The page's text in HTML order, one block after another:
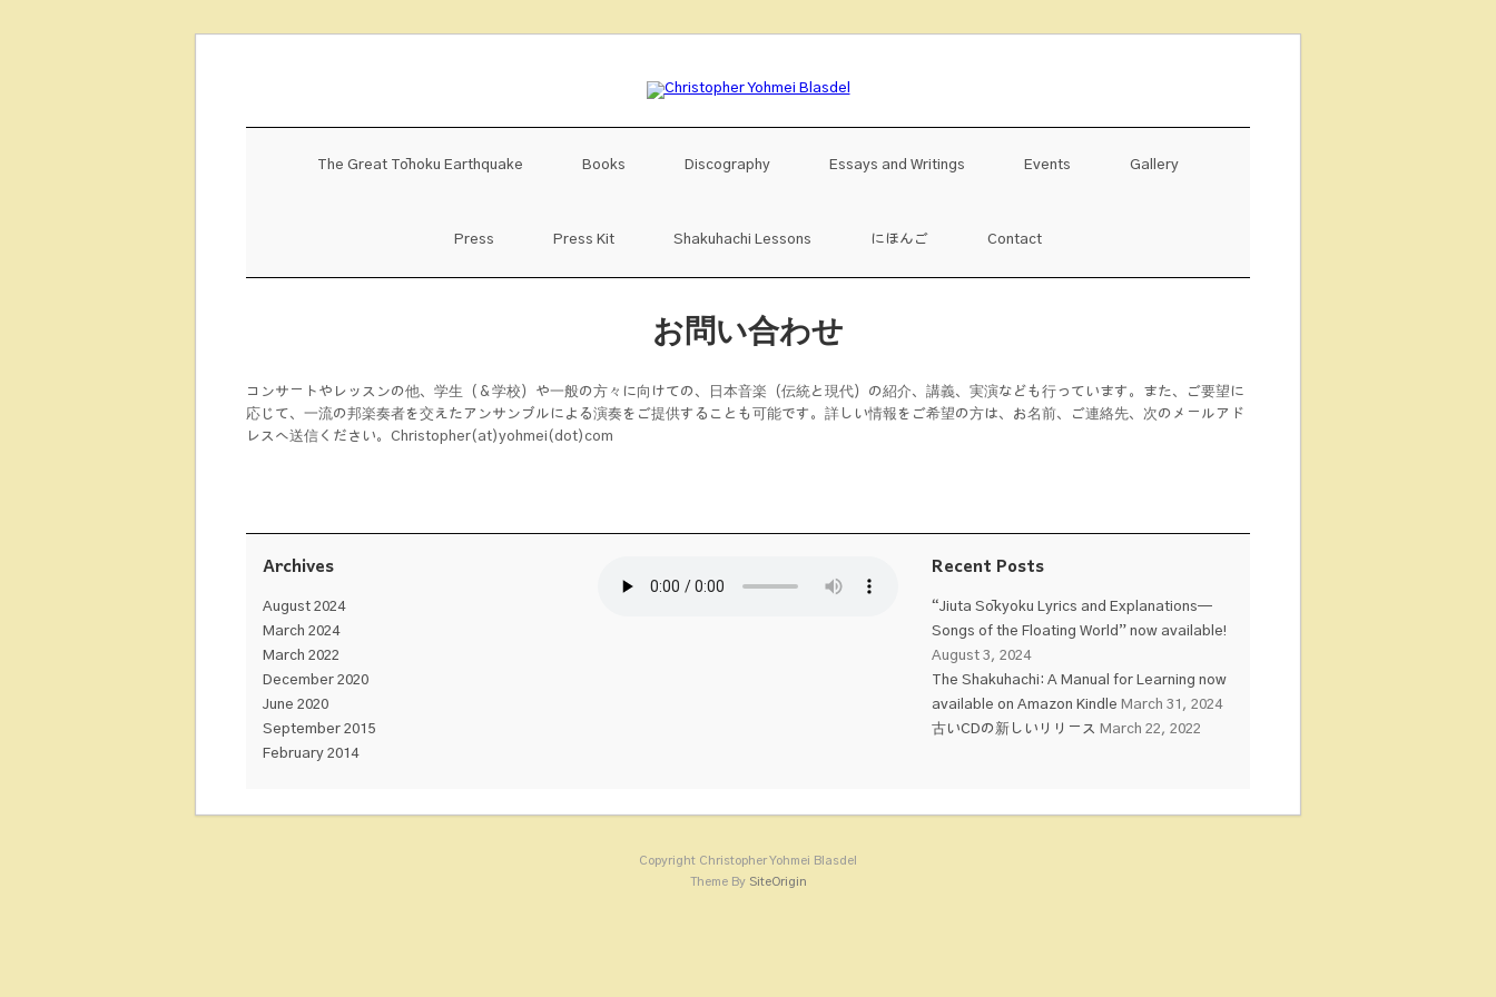
The Great Tōhoku Earthquake Books Discography Essays and Writings Events Gallery
Press Press Kit Shakuhachi Lessons にほんご Contact
お問い合わせ
コンサートやレッスンの他、学生（＆学校）や一般の方々に向けての、日本音楽（伝統と現代）の紹介、講義、実演なども行っています。また、ご要望に
応じて、一流の邦楽奏者を交えたアンサンブルによる演奏をご提供することも可能です。詳しい情報をご希望の方は、お名前、ご連絡先、次のメールアド
レスへ送信ください。Christopher(at)yohmei(dot)com
Archives
August 2024
March 2024
March 2022
December 2020
June 2020
September 2015
February 2014
Recent Posts
“Jiuta Sōkyoku Lyrics and Explanations—
Songs of the Floating World” now available!
August 3, 2024
The Shakuhachi: A Manual for Learning now
available on Amazon Kindle March 31, 2024
古いCDの新しいリリース March 22, 2022
Copyright Christopher Yohmei Blasdel
Theme By SiteOrigin